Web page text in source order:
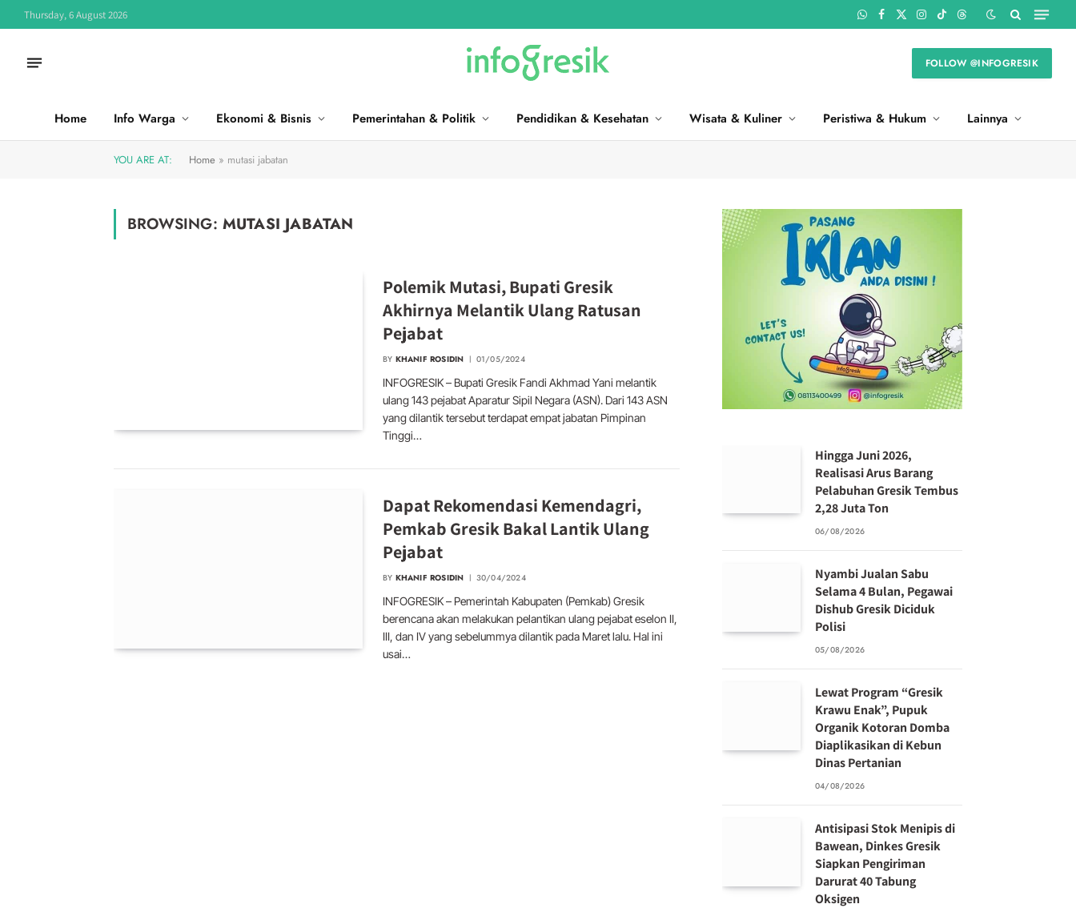
Thursday, 6 August 2026 WhatsApp
Facebook
X
Instagram
TikTokThreads
FOLLOW @INFOGRESIK
Home Info Warga Ekonomi & Bisnis Pemerintahan & Politik Pendidikan & Kesehatan Wisata & Kuliner Peristiwa & Hukum Lainnya
YOU ARE AT: Home » mutasi jabatan
BROWSING: MUTASI JABATAN
Polemik Mutasi, Bupati Gresik
Akhirnya Melantik Ulang Ratusan
Pejabat
BY KHANIF ROSIDIN 01/05/2024
INFOGRESIK – Bupati Gresik Fandi Akhmad Yani melantik
ulang 143 pejabat Aparatur Sipil Negara (ASN). Dari 143 ASN
yang dilantik tersebut terdapat empat jabatan Pimpinan
Tinggi…
Dapat Rekomendasi Kemendagri,
Pemkab Gresik Bakal Lantik Ulang
Pejabat
BY KHANIF ROSIDIN 30/04/2024
INFOGRESIK – Pemerintah Kabupaten (Pemkab) Gresik
berencana akan melakukan pelantikan ulang pejabat eselon II,
III, dan IV yang sebelummya dilantik pada Maret lalu. Hal ini
usai…
Hingga Juni 2026,
Realisasi Arus Barang
Pelabuhan Gresik Tembus
2,28 Juta Ton
06/08/2026
Nyambi Jualan Sabu
Selama 4 Bulan, Pegawai
Dishub Gresik Diciduk
Polisi
05/08/2026
Lewat Program “Gresik
Krawu Enak”, Pupuk
Organik Kotoran Domba
Diaplikasikan di Kebun
Dinas Pertanian
04/08/2026
Antisipasi Stok Menipis di
Bawean, Dinkes Gresik
Siapkan Pengiriman
Darurat 40 Tabung
Oksigen